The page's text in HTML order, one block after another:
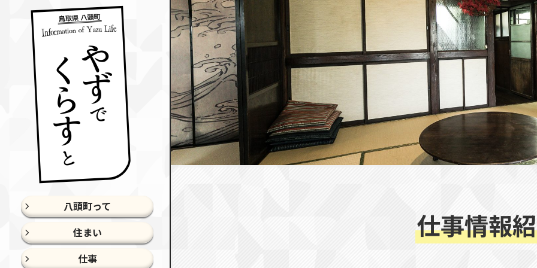
仕事情報
八頭町って
住まい
仕事